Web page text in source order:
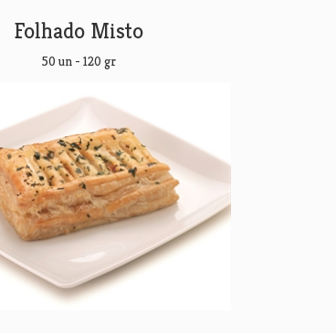
Folhado Misto
50 un - 120 gr